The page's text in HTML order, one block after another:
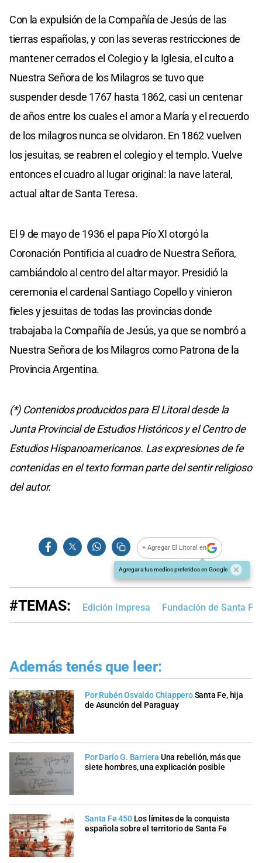
Con la expulsión de la Compañía de Jesús de las
tierras españolas, y con las severas restricciones de
mantener cerrados el Colegio y la Iglesia, el culto a
Nuestra Señora de los Milagros se tuvo que
suspender desde 1767 hasta 1862, casi un centenar
de años entre los cuales el amor a María y el recuerdo
de los milagros nunca se olvidaron. En 1862 vuelven
los jesuitas, se reabren el colegio y el templo. Vuelve
entonces el cuadro al lugar original: la nave lateral,
actual altar de Santa Teresa.
El 9 de mayo de 1936 el papa Pío XI otorgó la
Coronación Pontificia al cuadro de Nuestra Señora,
cambiándolo al centro del altar mayor. Presidió la
ceremonia el cardenal Santiago Copello y vinieron
fieles y jesuitas de todas las provincias donde
trabajaba la Compañía de Jesús, ya que se nombró a
Nuestra Señora de los Milagros como Patrona de la
Provincia Argentina.
(*) Contenidos producidos para El Litoral desde la
Junta Provincial de Estudios Históricos y el Centro de
Estudios Hispanoamericanos. Las expresiones de fe
contenidas en el texto forman parte del sentir religioso
del autor.
+ Agregar El Litoral en
Agregar a tus medios preferidos en Google
#TEMAS: Edición Impresa Fundación de Santa Fe
Además tenés que leer:
Por Rubén Osvaldo ChiapperoSanta Fe, hija
de Asunción del Paraguay
Por Darío G. Barriera Una rebelión, más que
siete hombres, una explicación posible
Santa Fe 450 Los límites de la conquista
española sobre el territorio de Santa Fe